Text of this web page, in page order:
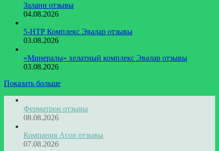
Залаин отзывы
04.08.2026
5-НТР Комплекс Эвалар отзывы
03.08.2026
«Минералы» хелатный комплекс Эвалар отзывы
03.08.2026
Показать больше
Ферматрон отзывы
08.08.2026
Компания Acon отзывы
07.08.2026